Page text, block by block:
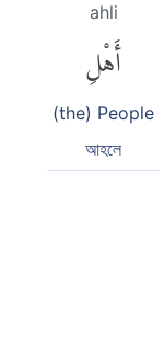
ahli
أَهْلِ
(the) People
আহলে